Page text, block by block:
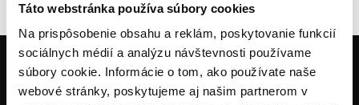
Táto webstránka používa súbory cookies
Na prispôsobenie obsahu a reklám, poskytovanie funkcií
sociálnych médií a analýzu návštevnosti používame
súbory cookie. Informácie o tom, ako používate naše
webové stránky, poskytujeme aj našim partnerom v
KONTAKT
+421 905 203 392